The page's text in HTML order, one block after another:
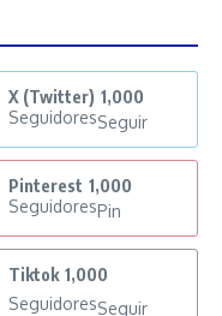
X (Twitter) 1,000
SeguidoresSeguir
Pinterest 1,000
SeguidoresPin
Tiktok 1,000
SeguidoresSeguir